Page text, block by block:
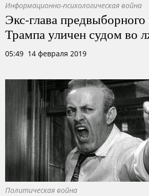
Информационно-психологическая война
Экс-глава
Трампа уличен судом во
05:49 14 февраля 2019
Политическая война